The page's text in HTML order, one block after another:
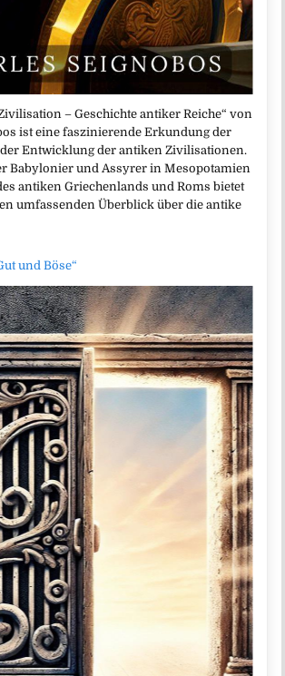
– Geschichte antiker Reiche“ von
ist eine faszinierende Erkundung der
Entwicklung der antiken Zivilisationen.
Babylonier und Assyrer in Mesopotamien
antiken Griechenlands und Roms bietet
umfassenden Überblick über die antike
und Böse“